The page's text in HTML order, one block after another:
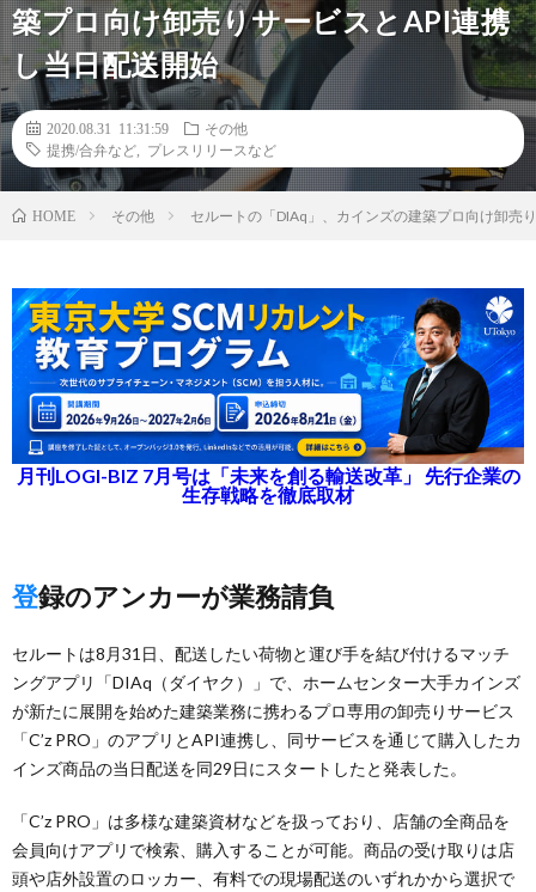
築プロ向け卸売りサービスとAPI連携
し当日配送開始
2020.08.31 11:31:59
その他
提携/合弁など
プレスリリースなど
HOME その他 セルートの「DIAq」、カインズの建築プロ向け卸売
月刊LOGI-BIZ 7月号は「未来を創る輸送改革」 先行企業の
生存戦略を徹底取材
登録のアンカーが業務請負
セルートは8月31日、配送したい荷物と運び手を結び付けるマッチ
ングアプリ「DIAq（ダイヤク）」で、ホームセンター大手カインズ
が新たに展開を始めた建築業務に携わるプロ専用の卸売りサービス
「C’z PRO」のアプリとAPI連携し、同サービスを通じて購入したカ
インズ商品の当日配送を同29日にスタートしたと発表した。
「C’z PRO」は多様な建築資材などを扱っており、店舗の全商品を
会員向けアプリで検索、購入することが可能。商品の受け取りは店
頭や店外設置のロッカー、有料での現場配送のいずれかから選択で